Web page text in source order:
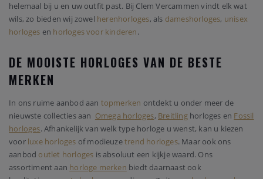
helemaal bij u en uw outfit past. Bij Clem Vercammen vindt elk wat
wils, zo bieden wij zowel herenhorloges, als dameshorloges, unisex
horloges en horloges voor kinderen.
DE MOOISTE HORLOGES VAN DE BESTE
MERKEN
In ons ruime aanbod aan topmerken ontdekt u onder meer de
nieuwste collecties aan Omega horloges, Breitlinghorloges en Fossil
horloges. Afhankelijk van welk type horloge u wenst, kan u kiezen
voor luxe horloges of modieuzetrend horloges. Maar ook ons
aanbod outlet horloges is absoluut een kijkje waard. Ons
assortiment aan horloge merken biedt daarnaast ook